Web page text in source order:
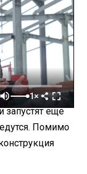
1×
запустят еще
Помимо